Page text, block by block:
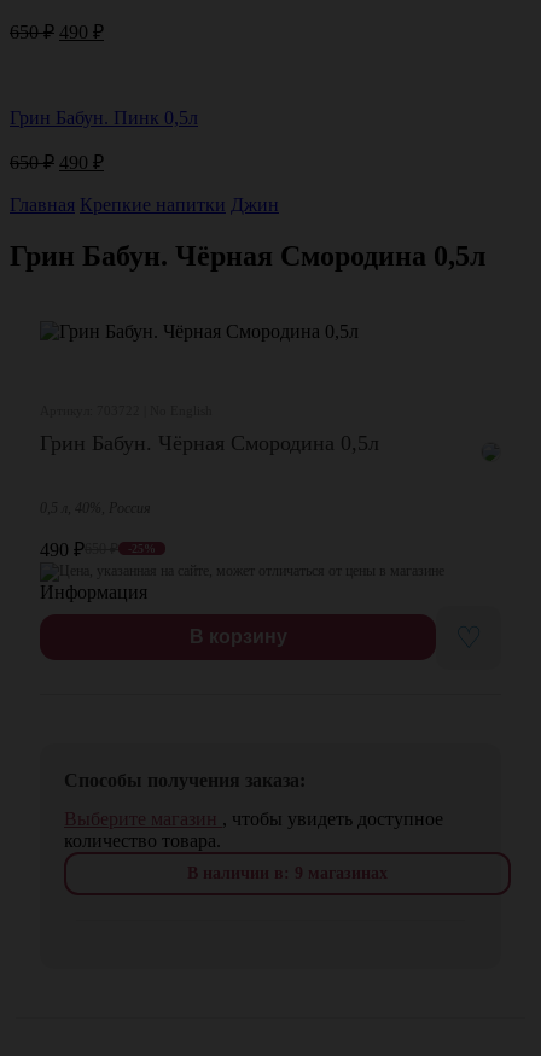
650₽ Первоначальная
490 ₽Текущая
Грин Бабун. Пинк 0,5л
650₽ Первоначальная
составляла
490 ₽Текущая
490 ₽.
Главная Крепкие напитки Джин
Грин Бабун. Чёрная Смородина 0,5л
Грин Бабун. Чёрная Смородина 0,5л
490 ₽ -25%
В корзину ♡
Способы получения заказа:
Выберите магазин , чтобы увидеть доступное
количество товара.
В наличии в: 9 магазинах